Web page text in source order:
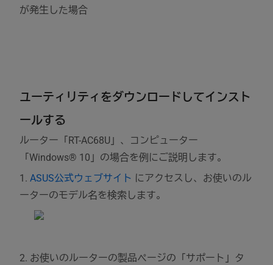
が発生した場合
ユーティリティをダウンロードしてインスト
ールする
ルーター「RT-AC68U」、コンピューター
「Windows® 10」の場合を例にご説明します。
1. ASUS公式ウェブサイト にアクセスし、お使いのル
ーターのモデル名を検索します。
2. お使いのルーターの製品ページの「サポート」タ